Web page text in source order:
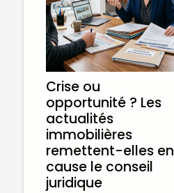
Crise ou
opportunité ? Les
actualités
immobilières
remettent-elles en
cause le conseil
juridique